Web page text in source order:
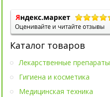
Каталог товаров
Лекарственные препараты
Гигиена и косметика
Медицинская техника